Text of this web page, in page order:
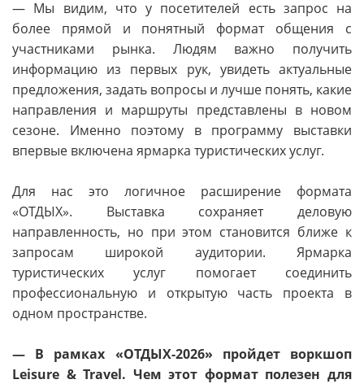
— Мы видим, что у посетителей есть запрос на
более прямой и понятный формат общения с
участниками рынка. Людям важно получить
информацию из первых рук, увидеть актуальные
предложения, задать вопросы и лучше понять, какие
направления и маршруты представлены в новом
сезоне. Именно поэтому в программу выставки
впервые включена ярмарка туристических услуг.
Для нас это логичное расширение формата
«ОТДЫХ». Выставка сохраняет деловую
направленность, но при этом становится ближе к
запросам широкой аудитории. Ярмарка
туристических услуг помогает соединить
профессиональную и открытую часть проекта в
одном пространстве.
— В рамках «ОТДЫХ-2026» пройдет воркшоп
Leisure & Travel. Чем этот формат полезен для